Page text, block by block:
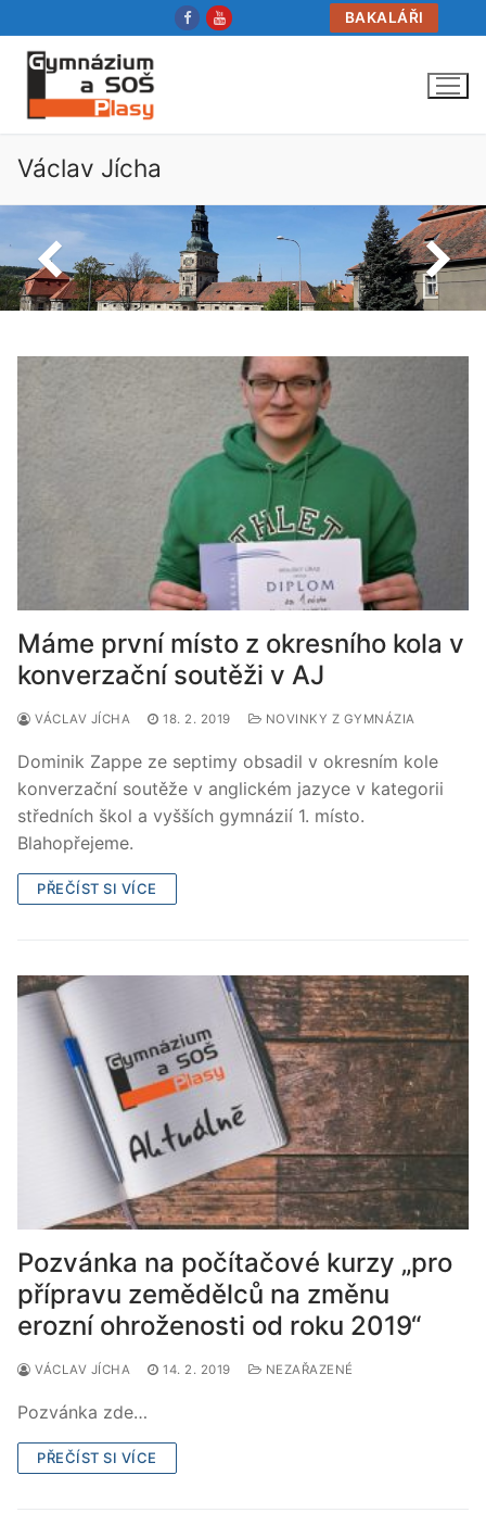
na
obsah
BAKALÁŘI
Václav Jícha
Máme první místo z okresního kola v
konverzační soutěži v AJ
VÁCLAV JÍCHA 18. 2. 2019 NOVINKY Z GYMNÁZIA
Dominik Zappe ze septimy obsadil v okresním kole
konverzační soutěže v anglickém jazyce v kategorii
středních škol a vyšších gymnázií 1. místo.
Blahopřejeme.
PŘEČÍST SI VÍCE
Pozvánka na počítačové kurzy „pro
přípravu zemědělců na změnu
erozní ohroženosti od roku 2019“
VÁCLAV JÍCHA 14. 2. 2019 NEZAŘAZENÉ
Pozvánka zde…
PŘEČÍST SI VÍCE